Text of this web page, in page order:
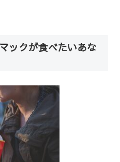
ックが食べたいあな